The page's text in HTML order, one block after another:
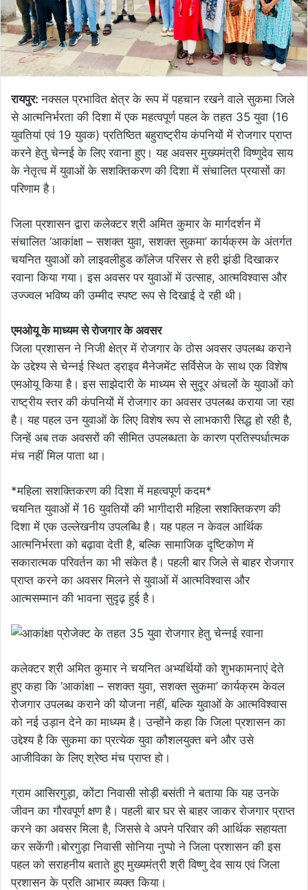
रायपुर:नक्सल प्रभावित क्षेत्र के रूप में पहचान रखने वाले सुकमा जिले
से आत्मनिर्भरता की दिशा में एक महत्वपूर्ण पहल के तहत 35 युवा (16
युवतियां एवं 19 युवक) प्रतिष्ठित बहुराष्ट्रीय कंपनियों में रोजगार प्राप्त
करने हेतु चेन्नई के लिए रवाना हुए। यह अवसर मुख्यमंत्री विष्णुदेव साय
के नेतृत्व में युवाओं के सशक्तिकरण की दिशा में संचालित प्रयासों का
परिणाम है।
जिला प्रशासन द्वारा कलेक्टर श्री अमित कुमार के मार्गदर्शन में
संचालित ‘आकांक्षा – सशक्त युवा, सशक्त सुकमा’ कार्यक्रम के अंतर्गत
चयनित युवाओं को लाइवलीहुड कॉलेज परिसर से हरी झंडी दिखाकर
रवाना किया गया। इस अवसर पर युवाओं में उत्साह, आत्मविश्वास और
उज्ज्वल भविष्य की उम्मीद स्पष्ट रूप से दिखाई दे रही थी।
एमओयू के माध्यम से रोजगार के अवसर
जिला प्रशासन ने निजी क्षेत्र में रोजगार के ठोस अवसर उपलब्ध कराने
के उद्देश्य से चेन्नई स्थित ड्राइव मैनेजमेंट सर्विसेज के साथ एक विशेष
एमओयू किया है। इस साझेदारी के माध्यम से सुदूर अंचलों के युवाओं को
राष्ट्रीय स्तर की कंपनियों में रोजगार का अवसर उपलब्ध कराया जा रहा
है। यह पहल उन युवाओं के लिए विशेष रूप से लाभकारी सिद्ध हो रही है,
जिन्हें अब तक अवसरों की सीमित उपलब्धता के कारण प्रतिस्पर्धात्मक
मंच नहीं मिल पाता था।
*महिला सशक्तिकरण की दिशा में महत्वपूर्ण कदम*
चयनित युवाओं में 16 युवतियों की भागीदारी महिला सशक्तिकरण की
दिशा में एक उल्लेखनीय उपलब्धि है। यह पहल न केवल आर्थिक
आत्मनिर्भरता को बढ़ावा देती है, बल्कि सामाजिक दृष्टिकोण में
सकारात्मक परिवर्तन का भी संकेत है। पहली बार जिले से बाहर रोजगार
प्राप्त करने का अवसर मिलने से युवाओं में आत्मविश्वास और
आत्मसम्मान की भावना सुदृढ़ हुई है।
कलेक्टर श्री अमित कुमार ने चयनित अभ्यर्थियों को शुभकामनाएं देते
हुए कहा कि ‘आकांक्षा – सशक्त युवा, सशक्त सुकमा’ कार्यक्रम केवल
रोजगार उपलब्ध कराने की योजना नहीं, बल्कि युवाओं के आत्मविश्वास
को नई उड़ान देने का माध्यम है। उन्होंने कहा कि जिला प्रशासन का
उद्देश्य है कि सुकमा का प्रत्येक युवा कौशलयुक्त बने और उसे
आजीविका के लिए श्रेष्ठ मंच प्राप्त हो।
ग्राम आसिरगुड़ा, कोंटा निवासी सोड़ी बसंती ने बताया कि यह उनके
जीवन का गौरवपूर्ण क्षण है। पहली बार घर से बाहर जाकर रोजगार प्राप्त
करने का अवसर मिला है, जिससे वे अपने परिवार की आर्थिक सहायता
कर सकेंगी।बोरगुड़ा निवासी सोनिया नुप्पो ने जिला प्रशासन की इस
पहल को सराहनीय बताते हुए मुख्यमंत्री श्री विष्णु देव साय एवं जिला
प्रशासन के प्रति आभार व्यक्त किया।